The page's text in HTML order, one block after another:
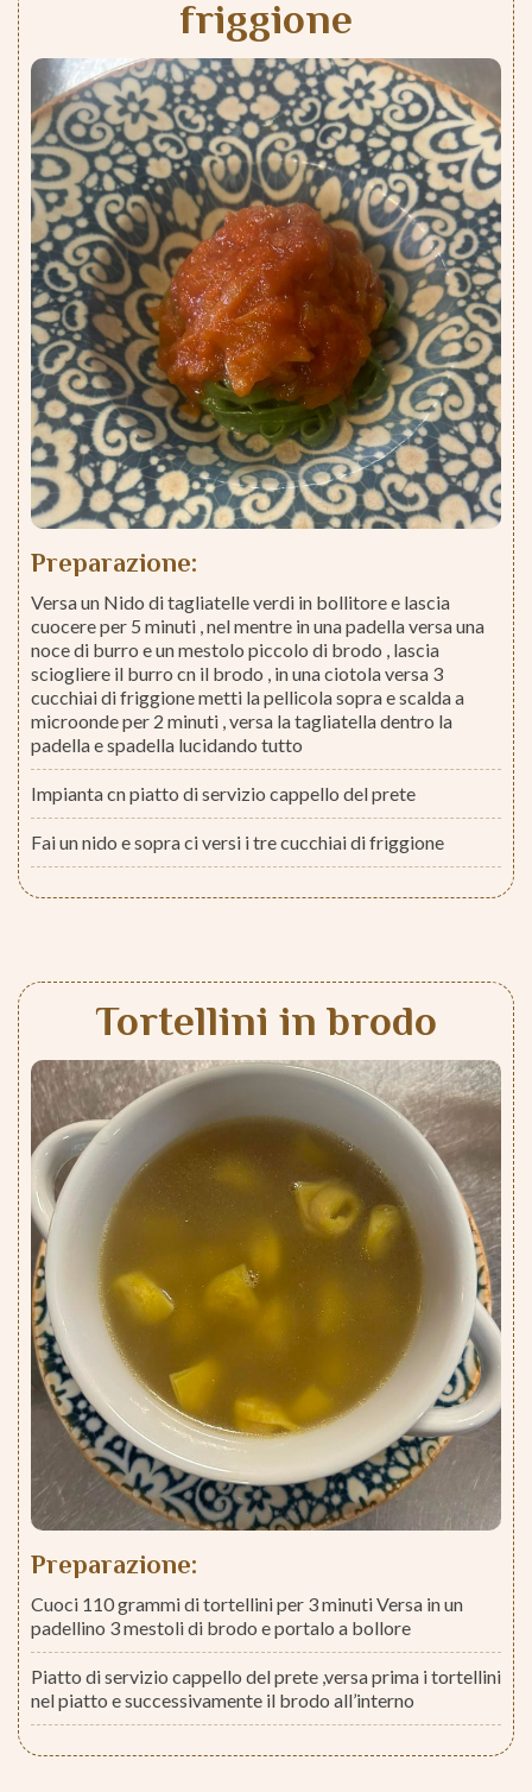
friggione
Preparazione:
Versa un Nido di tagliatelle verdi in bollitore e lascia
cuocere per 5 minuti , nel mentre in una padella versa una
noce di burro e un mestolo piccolo di brodo , lascia
sciogliere il burro cn il brodo , in una ciotola versa 3
cucchiai di friggione metti la pellicola sopra e scalda a
microonde per 2 minuti , versa la tagliatella dentro la
padella e spadella lucidando tutto
Impianta cn piatto di servizio cappello del prete
Fai un nido e sopra ci versi i tre cucchiai di friggione
Tortellini in brodo
Preparazione:
Cuoci 110 grammi di tortellini per 3 minuti Versa in un
padellino 3 mestoli di brodo e portalo a bollore
Piatto di servizio cappello del prete ,versa prima i tortellini
nel piatto e successivamente il brodo all’interno